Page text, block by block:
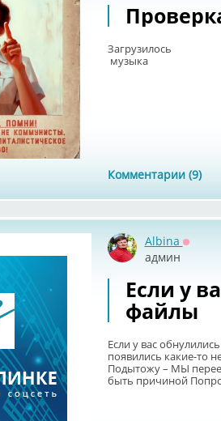
Загрузилось
музыка
Комментарии (9)
Albina
админ
Если у
файлы
Если у вас
появились какие-то
Подытожу – МЫ
быть причиной